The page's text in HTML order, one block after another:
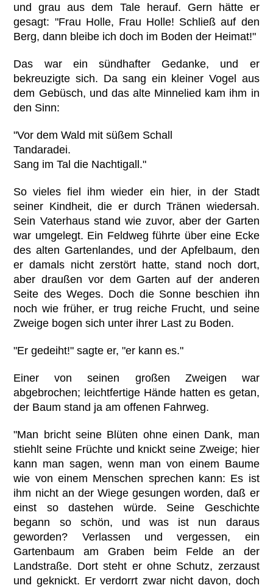
und grau aus dem Tale herauf. Gern hätte er
gesagt: "Frau Holle, Frau Holle! Schließ auf den
Berg, dann bleibe ich doch im Boden der Heimat!"
Das war ein sündhafter Gedanke, und er
bekreuzigte sich. Da sang ein kleiner Vogel aus
dem Gebüsch, und das alte Minnelied kam ihm in
den Sinn:
"Vor dem Wald mit süßem Schall
Tandaradei.
Sang im Tal die Nachtigall."
So vieles fiel ihm wieder ein hier, in der Stadt
seiner Kindheit, die er durch Tränen wiedersah.
Sein Vaterhaus stand wie zuvor, aber der Garten
war umgelegt. Ein Feldweg führte über eine Ecke
des alten Gartenlandes, und der Apfelbaum, den
er damals nicht zerstört hatte, stand noch dort,
aber draußen vor dem Garten auf der anderen
Seite des Weges. Doch die Sonne beschien ihn
noch wie früher, er trug reiche Frucht, und seine
Zweige bogen sich unter ihrer Last zu Boden.
"Er gedeiht!" sagte er, "er kann es."
Einer von seinen großen Zweigen war
abgebrochen; leichtfertige Hände hatten es getan,
der Baum stand ja am offenen Fahrweg.
"Man bricht seine Blüten ohne einen Dank, man
stiehlt seine Früchte und knickt seine Zweige; hier
kann man sagen, wenn man von einem Baume
wie von einem Menschen sprechen kann: Es ist
ihm nicht an der Wiege gesungen worden, daß er
einst so dastehen würde. Seine Geschichte
begann so schön, und was ist nun daraus
geworden? Verlassen und vergessen, ein
Gartenbaum am Graben beim Felde an der
Landstraße. Dort steht er ohne Schutz, zerzaust
und geknickt. Er verdorrt zwar nicht davon, doch